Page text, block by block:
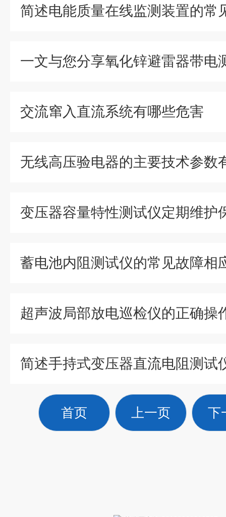
交流窜入直流系统有哪些危害
无线高压验电器的主要技术参数
蓄电池内阻测试仪的常见故障相
超声波局部放电巡检仪的正确操
首页 上一页 下